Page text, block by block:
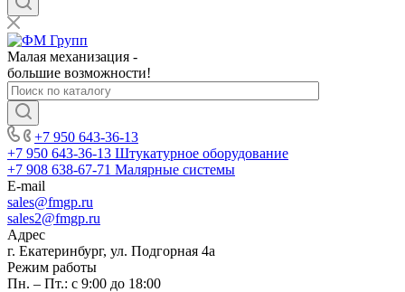
Малая механизация -
большие возможности!
+7 950 643-36-13
+7 950 643-36-13 Штукатурное оборудование
+7 908 638-67-71 Малярные системы
E-mail
sales@fmgp.ru
sales2@fmgp.ru
Адрес
г. Екатеринбург, ул. Подгорная 4а
Режим работы
Пн. – Пт.: с 9:00 до 18:00